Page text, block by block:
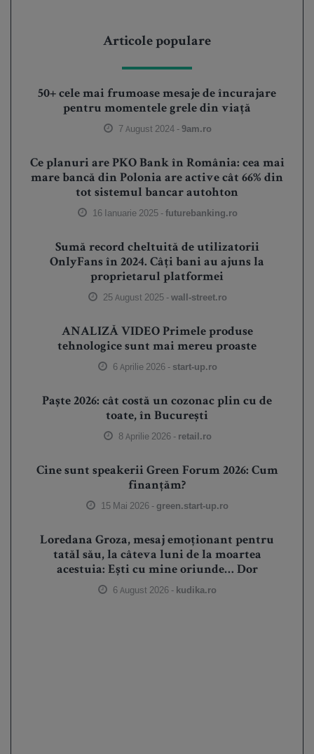
Articole populare
50+ cele mai frumoase mesaje de încurajare
pentru momentele grele din viață
7 August 2024 -9am.ro
Ce planuri are PKO Bank în România: cea mai
mare bancă din Polonia are active cât 66% din
tot sistemul bancar autohton
16 Ianuarie 2025 -futurebanking.ro
Sumă record cheltuită de utilizatorii
OnlyFans în 2024. Câți bani au ajuns la
proprietarul platformei
25 August 2025 -wall-street.ro
ANALIZĂ VIDEO Primele produse
tehnologice sunt mai mereu proaste
6 Aprilie 2026 - start-up.ro
Paște 2026: cât costă un cozonac plin cu de
toate, în București
8 Aprilie 2026 - retail.ro
Cine sunt speakerii Green Forum 2026: Cum
finanțăm?
15 Mai 2026 - green.start-up.ro
Loredana Groza, mesaj emoționant pentru
tatăl său, la câteva luni de la moartea
acestuia: Ești cu mine oriunde… Dor
6 August 2026 - kudika.ro